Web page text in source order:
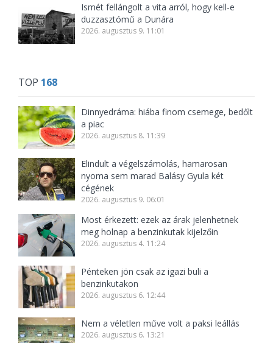
Ismét fellángolt a vita arról, hogy kell-e
duzzasztómű a Dunára
2026. augusztus 9. 11:01
TOP 168
Dinnyedráma: hiába finom csemege, bedőlt
a piac
2026. augusztus 8. 11:39
Elindult a végelszámolás, hamarosan
nyoma sem marad Balásy Gyula két
cégének
2026. augusztus 9. 06:01
Most érkezett: ezek az árak jelenhetnek
meg holnap a benzinkutak kijelzőin
2026. augusztus 4. 11:24
Pénteken jön csak az igazi buli a
benzinkutakon
2026. augusztus 6. 12:44
Nem a véletlen műve volt a paksi leállás
2026. augusztus 6. 13:21